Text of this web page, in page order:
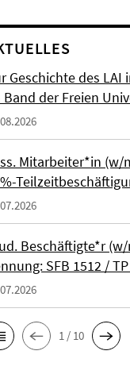
Geschichte des
Band der Freien
Mitarbeiter*in
Beschäftigte*r
SFB 1512 /
1 / 10